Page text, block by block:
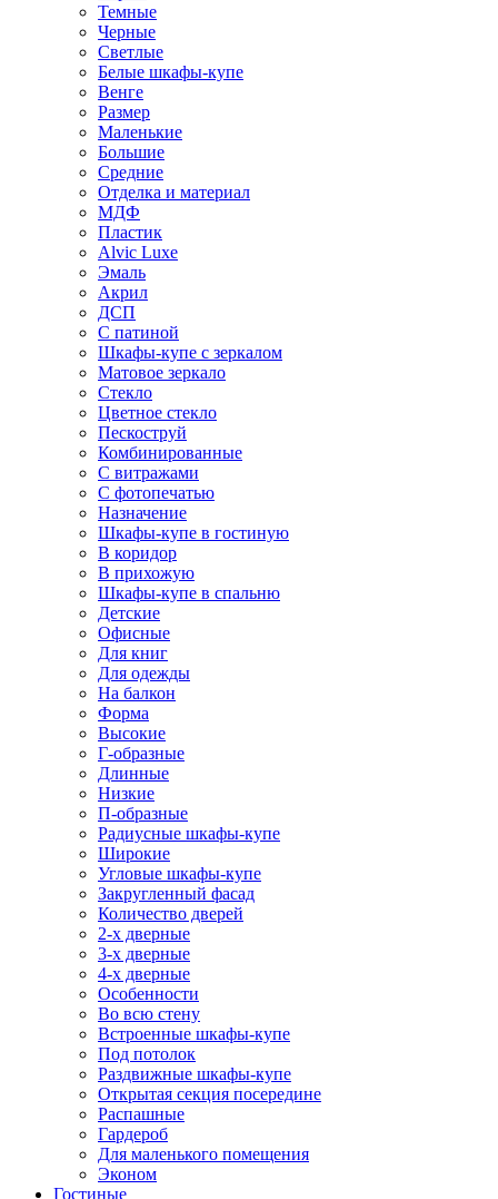
Темные
Черные
Светлые
Белые шкафы-купе
Венге
Размер
Маленькие
Большие
Средние
Отделка и материал
МДФ
Пластик
Alvic Luxe
Эмаль
Акрил
ДСП
С патиной
Шкафы-купе с зеркалом
Матовое зеркало
Стекло
Цветное стекло
Пескоструй
Комбинированные
С витражами
С фотопечатью
Назначение
Шкафы-купе в гостиную
В коридор
В прихожую
Шкафы-купе в спальню
Детские
Офисные
Для книг
Для одежды
На балкон
Форма
Высокие
Г-образные
Длинные
Низкие
П-образные
Радиусные шкафы-купе
Широкие
Угловые шкафы-купе
Закругленный фасад
Количество дверей
2-х дверные
3-х дверные
4-х дверные
Особенности
Во всю стену
Встроенные шкафы-купе
Под потолок
Раздвижные шкафы-купе
Открытая секция посередине
Распашные
Гардероб
Для маленького помещения
Эконом
Гостиные